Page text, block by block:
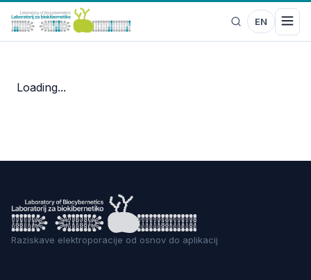
EN
Loading...
Raziskave elektroporacije od osnov do aplikacij